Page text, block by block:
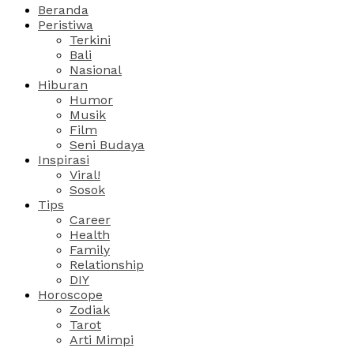
Beranda
Peristiwa
Terkini
Bali
Nasional
Hiburan
Humor
Musik
Film
Seni Budaya
Inspirasi
Viral!
Sosok
Tips
Career
Health
Family
Relationship
DIY
Horoscope
Zodiak
Tarot
Arti Mimpi